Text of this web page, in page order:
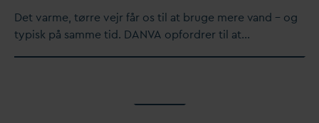
Det varme, tørre vejr får os til at bruge mere vand – og
typisk på samme tid. DANVA opfordrer til at…